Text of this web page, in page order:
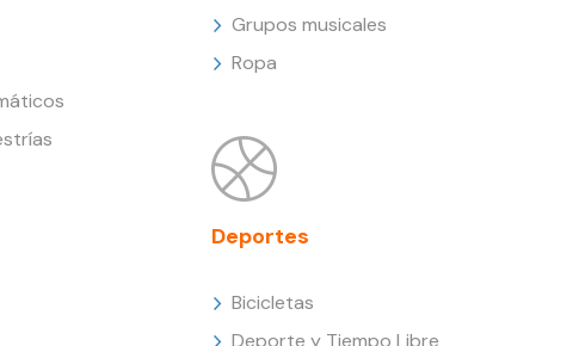
Grupos musicales
Ropa
Deportes
Bicicletas
Deporte y Tiempo Libre